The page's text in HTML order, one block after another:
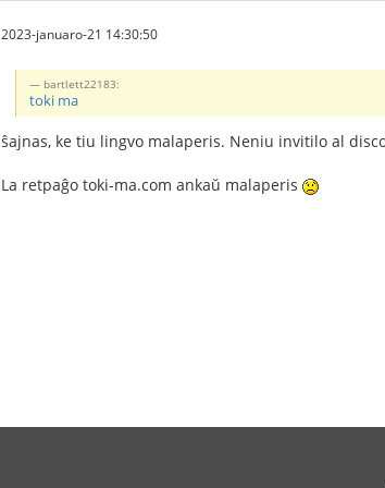
2023-januaro-21 14:30:50
bartlett22183:
toki ma
ŝajnas, ke tiu lingvo malaperis. Neniu invitilo al
La retpaĝo toki-ma.com ankaŭ malaperis